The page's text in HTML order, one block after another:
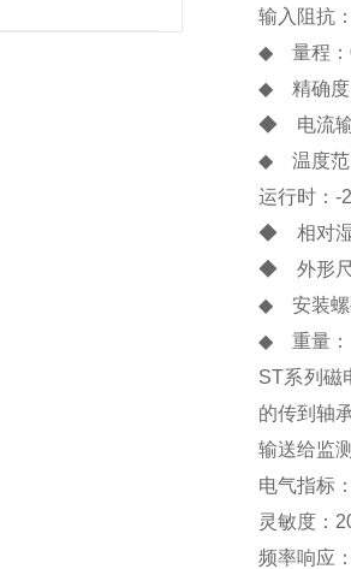
输入阻抗
◆ 量程：
◆ 精确度
◆ 电流输
◆ 温度
运行时：
◆ 相对湿
◆ 外形尺
◆ 安装螺
◆ 重量
ST系列磁
的传到轴
输送给监
电气指标
灵敏度：
频率响应